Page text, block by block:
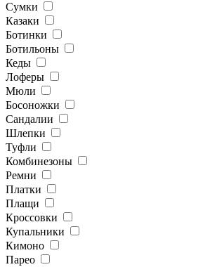
Сумки
Казаки
Ботинки
Ботильоны
Кеды
Лоферы
Мюли
Босоножки
Сандалии
Шлепки
Туфли
Комбинезоны
Ремни
Платки
Плащи
Кроссовки
Купальники
Кимоно
Парео